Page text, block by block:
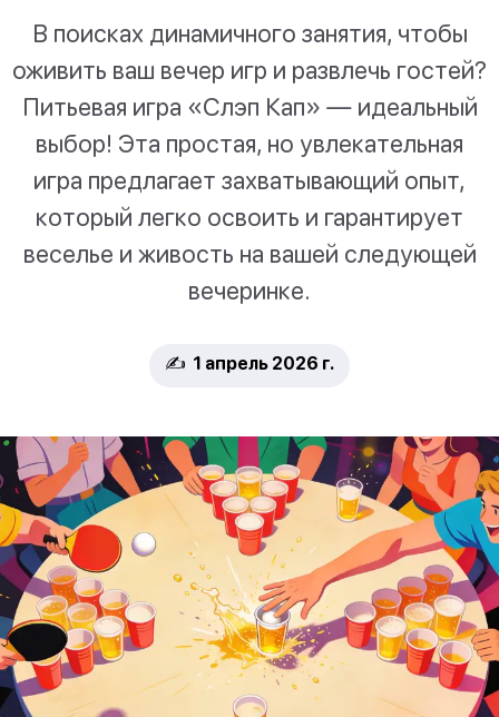
В поисках динамичного занятия, чтобы
оживить ваш вечер игр и развлечь гостей?
Питьевая игра «Слэп Кап» — идеальный
выбор! Эта простая, но увлекательная
игра предлагает захватывающий опыт,
который легко освоить и гарантирует
веселье и живость на вашей следующей
вечеринке.
✍️ 1 апрель 2026 г.